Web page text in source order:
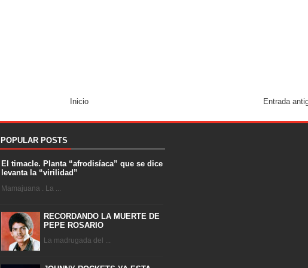
Entrada
Inicio
POPULAR POSTS
El timacle. Planta “afrodisíaca” que se dice
levanta la “virilidad”
Mamajuana . La ...
RECORDANDO LA MUERTE DE
PEPE ROSARIO
La madrugada del ...